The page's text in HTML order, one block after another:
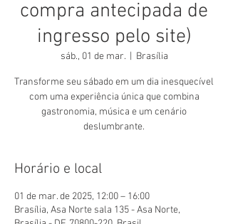
compra antecipada de
ingresso pelo site)
sáb., 01 de mar.
  |
Brasília
Transforme seu sábado em um dia inesquecível
com uma experiência única que combina
gastronomia, música e um cenário
deslumbrante.
Horário e local
01 de mar. de 2025, 12:00 – 16:00
Brasília, Asa Norte sala 135 - Asa Norte,